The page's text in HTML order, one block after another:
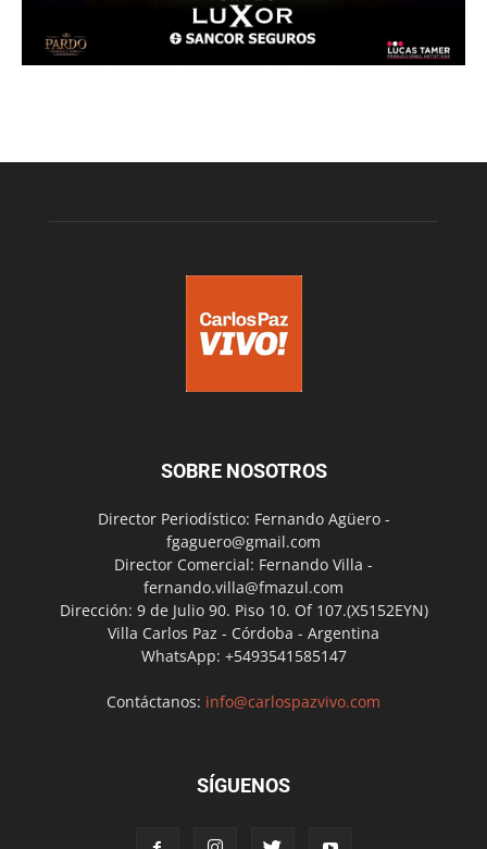
SOBRE NOSOTROS
Director Periodístico: Fernando Agüero -
fgaguero@gmail.com
Director Comercial: Fernando Villa -
fernando.villa@fmazul.com
Dirección: 9 de Julio 90. Piso 10. Of 107.(X5152EYN)
Villa Carlos Paz - Córdoba - Argentina
WhatsApp: +5493541585147
Contáctanos: info@carlospazvivo.com
SÍGUENOS